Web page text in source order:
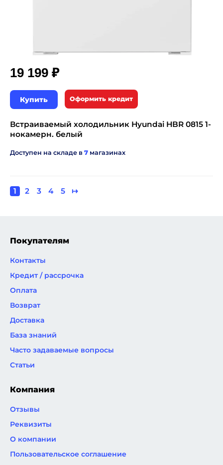
19 199 ₽
Купить Оформить кредит
Встраиваемый холодильник Hyundai HBR 0815 1-
нокамерн. белый
Доступен на складе в 7 магазинах
Нумерация
Текущая
1 Page
2 Page
3 Page
4 Page
5
Следующая
↦
Покупателям
Контакты
Кредит / рассрочка
Оплата
Возврат
Доставка
База знаний
Часто задаваемые вопросы
Статьи
Компания
Отзывы
Реквизиты
О компании
Пользовательское соглашение